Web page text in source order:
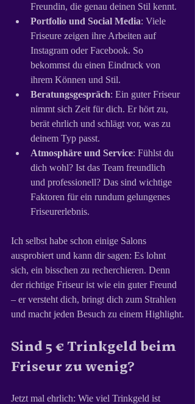
Freundin, die genau deinen Stil kennt.
Portfolio und Social Media: Viele
Friseure zeigen ihre Arbeiten auf
Instagram oder Facebook. So
bekommst du einen Eindruck von
ihrem Können und Stil.
Beratungsgespräch: Ein guter Friseur
nimmt sich Zeit für dich. Er hört zu,
berät ehrlich und schlägt vor, was zu
deinem Typ passt.
Atmosphäre und Service: Fühlst du
dich wohl? Ist das Team freundlich
und professionell? Das sind wichtige
Faktoren für ein rundum gelungenes
Friseurerlebnis.
Ich selbst habe schon einige Salons
ausprobiert und kann dir sagen: Es lohnt
sich, ein bisschen zu recherchieren. Denn
der richtige Friseur ist wie ein guter Freund
– er versteht dich, bringt dich zum Strahlen
und macht jeden Besuch zu einem Highlight.
Sind 5 € Trinkgeld beim
Friseur zu wenig?
Jetzt mal ehrlich: Wie viel Trinkgeld ist